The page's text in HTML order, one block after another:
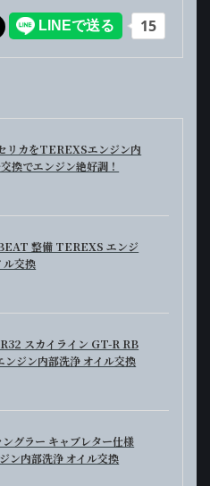
リカをTEREXSエンジン内
換でエンジン絶好調！
整備 TEREXS エンジ
ル交換
スカイライン GT-R RB
ジン内部洗浄 オイル交換
グラー キャブレター仕様
ン内部洗浄 オイル交換